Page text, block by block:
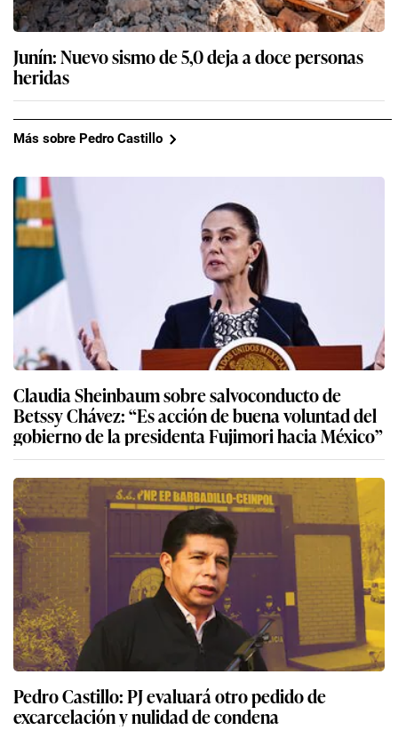
Junín: Nuevo sismo de 5,0 deja a doce personas
heridas
Más sobre Pedro Castillo
Claudia Sheinbaum sobre salvoconducto de
Betssy Chávez: “Es acción de buena voluntad del
gobierno de la presidenta Fujimori hacia México”
Pedro Castillo: PJ evaluará otro pedido de
excarcelación y nulidad de condena